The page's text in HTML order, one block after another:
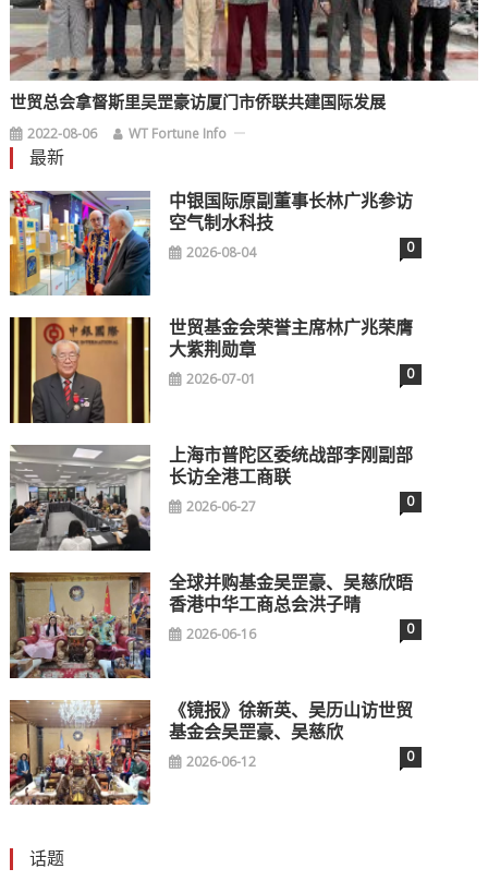
世贸总会拿督斯里吴罡豪访厦门市侨联共建国际发展
2022-08-06 WT Fortune Info
最新
中银国际原副董事长林广兆参访
空气制水科技
2026-08-04 0
世贸基金会荣誉主席林广兆荣膺
大紫荆勋章
2026-07-01 0
上海市普陀区委统战部李刚副部
长访全港工商联
2026-06-27 0
全球并购基金吴罡豪、吴慈欣晤
香港中华工商总会洪子晴
2026-06-16 0
《镜报》徐新英、吴历山访世贸
基金会吴罡豪、吴慈欣
2026-06-12 0
话题